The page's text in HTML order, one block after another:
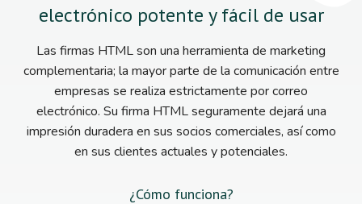
electrónico potente y fácil de usar
Las firmas HTML son una herramienta de marketing
complementaria; la mayor parte de la comunicación entre
empresas se realiza estrictamente por correo
electrónico. Su firma HTML seguramente dejará una
impresión duradera en sus socios comerciales, así como
en sus clientes actuales y potenciales.
¿Cómo funciona?